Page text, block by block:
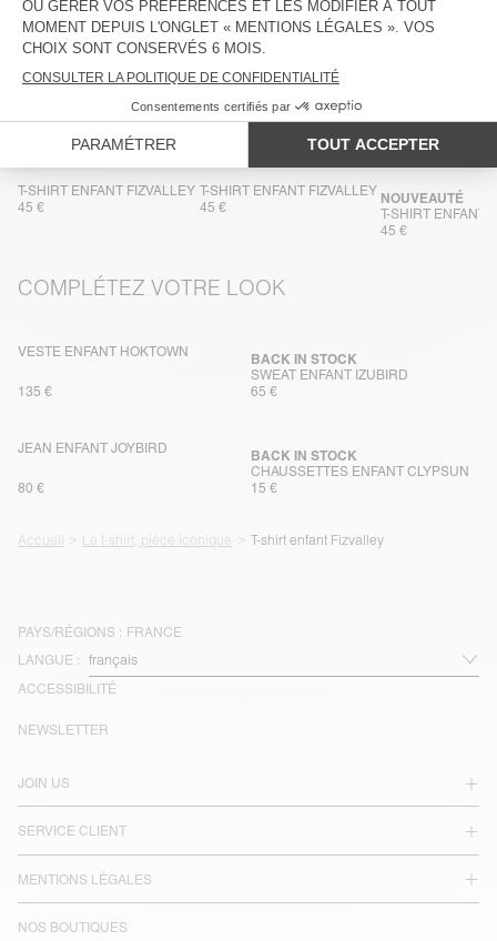
LIVRAISON ET RETOURS
DANS LA MÊME MATIÈRE
T-SHIRT ENFANT FIZVALLEY
45 €
T-SHIRT ENFANT FIZVALLEY
45 €
T-SHIRT ENFANT
NOUVEAUTÉ
45 €
COMPLÉTEZ VOTRE LOOK
VESTE ENFANT HOKTOWN
135 €
SWEAT ENFANT IZUBIRD
BACK IN STOCK
65 €
JEAN ENFANT JOYBIRD
80 €
CHAUSSETTES ENFANT CLYPSUN
BACK IN STOCK
15 €
Accueil Le t-shirt, pièce iconique T-shirt enfant Fizvalley
PAYS/RÉGIONS : FRANCE
LANGUE :
ACCESSIBILITÉ
JOIN US
SERVICE CLIENT
MENTIONS LÉGALES
NOS BOUTIQUES
NEWSLETTER